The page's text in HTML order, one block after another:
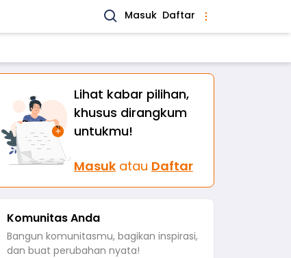
Masuk Daftar
Lihat kabar pilihan,
khusus dirangkum
untukmu!
Masuk atau Daftar
Komunitas Anda
Bangun komunitasmu, bagikan inspirasi,
dan buat perubahan nyata!